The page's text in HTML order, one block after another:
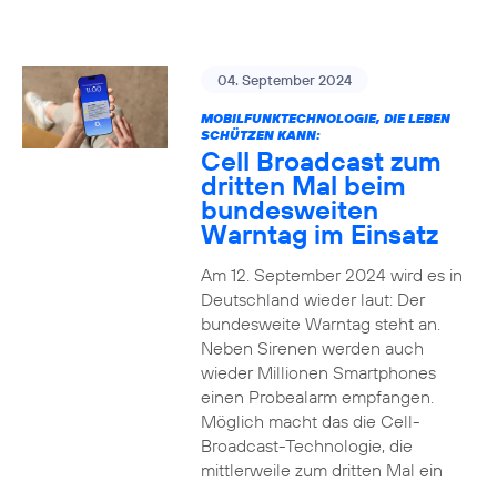
04. September 2024
MOBILFUNKTECHNOLOGIE, DIE LEBEN
SCHÜTZEN KANN:
Cell Broadcast zum
dritten Mal beim
bundesweiten
Warntag im Einsatz
Am 12. September 2024 wird es in
Deutschland wieder laut: Der
bundesweite Warntag steht an.
Neben Sirenen werden auch
wieder Millionen Smartphones
einen Probealarm empfangen.
Möglich macht das die Cell-
Broadcast-Technologie, die
mittlerweile zum dritten Mal ein